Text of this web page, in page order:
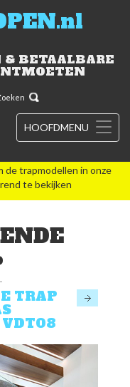
& BETAALBARE
HOOFDMENU
de trapmodellen in onze
te bekijken
TRAP
VDT08